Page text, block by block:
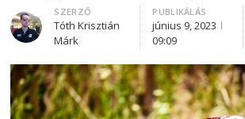
Author
SZERZŐ
Tóth Krisztián
Márk
PUBLIKÁLÁS
június 9, 2023
09:09